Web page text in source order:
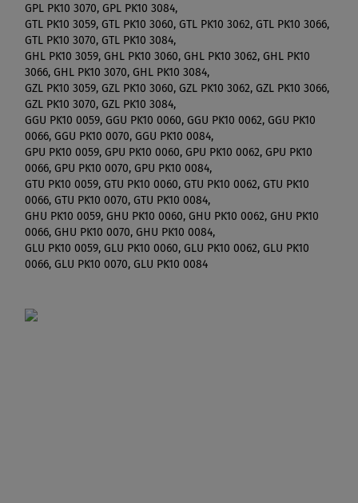
GPL PK10 3070, GPL PK10 3084,
GTL PK10 3059, GTL PK10 3060, GTL PK10 3062, GTL PK10 3066,
GTL PK10 3070, GTL PK10 3084,
GHL PK10 3059, GHL PK10 3060, GHL PK10 3062, GHL PK10
3066, GHL PK10 3070, GHL PK10 3084,
GZL PK10 3059, GZL PK10 3060, GZL PK10 3062, GZL PK10 3066,
GZL PK10 3070, GZL PK10 3084,
GGU PK10 0059, GGU PK10 0060, GGU PK10 0062, GGU PK10
0066, GGU PK10 0070, GGU PK10 0084,
GPU PK10 0059, GPU PK10 0060, GPU PK10 0062, GPU PK10
0066, GPU PK10 0070, GPU PK10 0084,
GTU PK10 0059, GTU PK10 0060, GTU PK10 0062, GTU PK10
0066, GTU PK10 0070, GTU PK10 0084,
GHU PK10 0059, GHU PK10 0060, GHU PK10 0062, GHU PK10
0066, GHU PK10 0070, GHU PK10 0084,
GLU PK10 0059, GLU PK10 0060, GLU PK10 0062, GLU PK10
0066, GLU PK10 0070, GLU PK10 0084